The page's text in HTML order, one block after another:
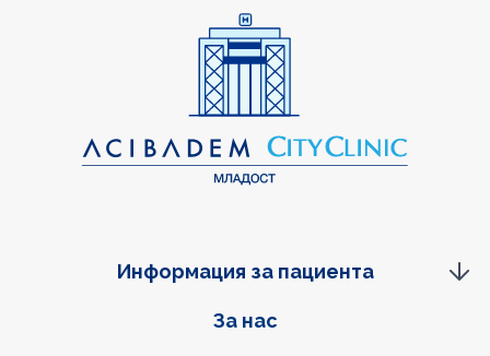
Фуутер навигация
За нас
Информация за пациента